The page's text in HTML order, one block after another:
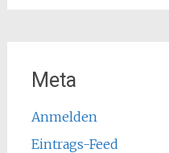
Meta
Anmelden
Eintrags-Feed